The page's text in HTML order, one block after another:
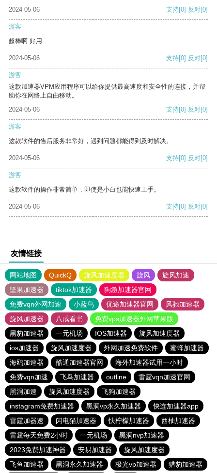
2024-05-06
支持[0] 反对[0]
游客
超棒啊 好用
2024-05-06 支持[0] 反对[0]
游客
这款加速器VPM应用程序可以给你提供最高速度和安全性的连接，并帮
助你在网络上自由移动。
2024-05-06
支持[0] 反对[0]
游客
这款软件的售后服务非常好，遇到问题都能得到及时解决。
2024-05-06 支持[0] 反对[0]
游客
这款软件的操作非常简单，即使是小白也能快速上手。
2024-05-06 支持[0] 反对[0]
友情链接
网站地图 QuickQ 旋风加速度器 旋风
旋风加速
坚果加速器
tiktok加速器
狗急加速器官网
免费vqn外网加速
小蓝鸟 优途加速器官网
风驰加速器
旋风加速器
八戒看书
免费vps加速器外网苹果版
黑豹加速器
一元机场 IOS加速器
旋风加速度器
ios加速器
旋风加速度器 外网加速免费软件
蜜蜂加速器
海鸥加速器
酷通加速器官网
海外加速器试用一小时
免费vqn加速
飞鸟加速器 outline
雷霆vqn加速官网
黑洞加速
旋风加速度器
飞狗加速器
instagram免费加速器
黑洞vp永久加速器
快连加速器app
雷霆加器速
闪电猫加速器 快柠檬加速器
西柚加速器
雷霆每天免费2小时
一元机场
黑洞nvp加速器
2023免费加速神器
安易加速器
旋风加速度器
飞鱼加速器
黑洞永久加速器 极光vp加速器 猎豹加速器